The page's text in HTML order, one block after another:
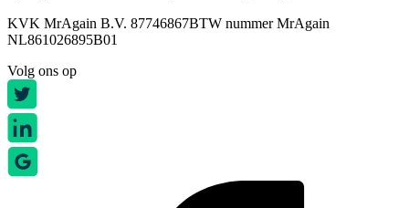
KVK MrAgain B.V. 87746867BTW nummer MrAgain
NL861026895B01
Volg ons op